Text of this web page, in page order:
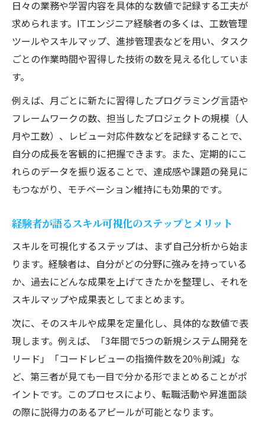
日々の業務や学習内容を具体的な数値で記録する工夫が
求められます。ITエンジニア経験者の多くは、工数管理
ツールやスキルマップ、進捗管理表などを用い、タスク
ごとの作業時間や習得した技術の数を見える化していま
す。
例えば、月ごとに新たに習得したプログラミング言語や
フレームワークの数、担当したプロジェクトの規模（人
月や工数）、レビュー対応件数などを記録することで、
自分の成長を客観的に把握できます。また、定期的にこ
れらのデータを振り返ることで、達成感や課題の発見に
もつながり、モチベーション維持にも効果的です。
経験者が語るスキル可視化のステップとメリット
スキルを可視化するステップは、まず自己分析から始ま
ります。経験者は、自分がどの分野に強みを持っている
か、過去にどんな成果を上げてきたかを整理し、それを
スキルマップや成果表としてまとめます。
次に、そのスキルや成果を定量化し、具体的な数値で表
現します。例えば、「3年間で5つの新規システム開発を
リード」「コードレビューの指摘件数を20％削減」な
ど、第三者が見ても一目で分かる形でまとめることがポ
イントです。このプロセスにより、転職活動や昇進面談
の際に説得力のあるアピールが可能となります。